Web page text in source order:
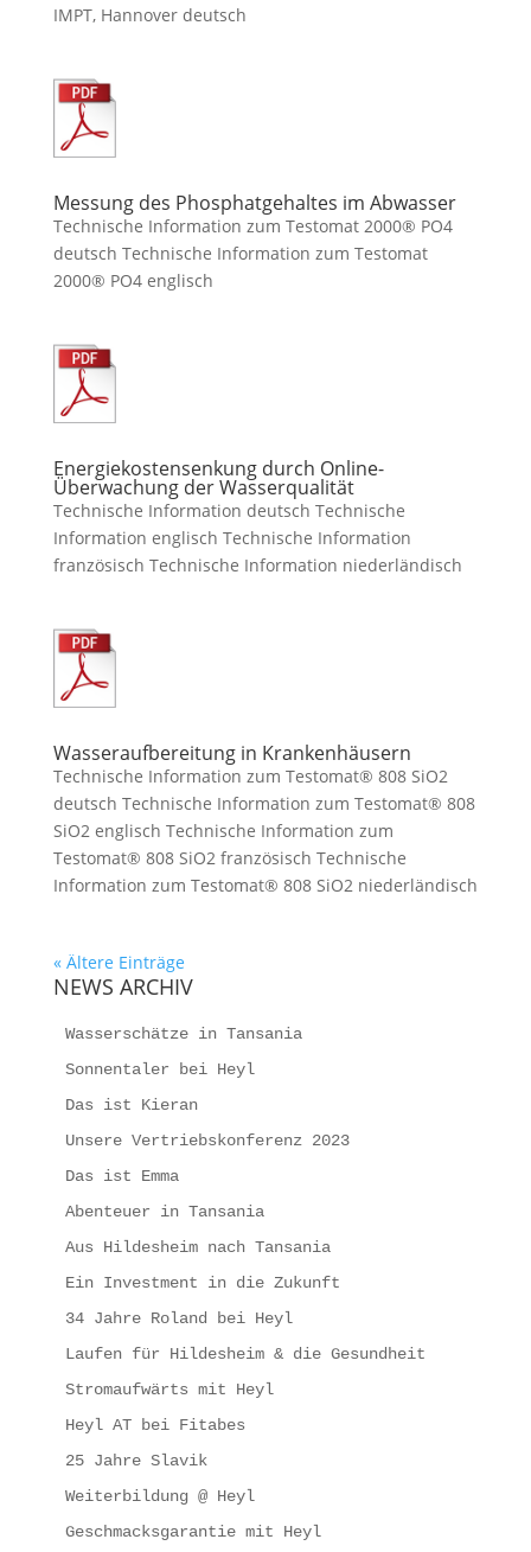
IMPT, Hannover deutsch
Messung des Phosphatgehaltes im Abwasser
Technische Information zum Testomat 2000® PO4
deutsch Technische Information zum Testomat
2000® PO4 englisch
Energiekostensenkung durch Online-
Überwachung der Wasserqualität
Technische Information deutsch Technische
Information englisch Technische Information
französisch Technische Information niederländisch
Wasseraufbereitung in Krankenhäusern
Technische Information zum Testomat® 808 SiO2
deutsch Technische Information zum Testomat® 808
SiO2 englisch Technische Information zum
Testomat® 808 SiO2 französisch Technische
Information zum Testomat® 808 SiO2 niederländisch
« Ältere Einträge
NEWS ARCHIV
Wasserschätze in Tansania
Sonnentaler bei Heyl
Das ist Kieran
Unsere Vertriebskonferenz 2023
Das ist Emma
Abenteuer in Tansania
Aus Hildesheim nach Tansania
Ein Investment in die Zukunft
34 Jahre Roland bei Heyl
Laufen für Hildesheim & die Gesundheit
Stromaufwärts mit Heyl
Heyl AT bei Fitabes
25 Jahre Slavik
Weiterbildung @ Heyl
Geschmacksgarantie mit Heyl